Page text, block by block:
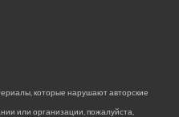
которые нарушают авторские
или организации, пожалуйста,